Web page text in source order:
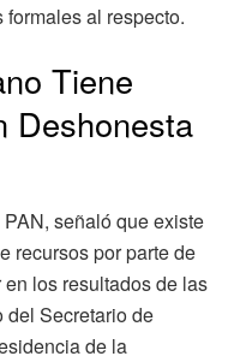
al respecto.
Tiene
Deshonesta
señaló que existe
recursos por parte de
los resultados de las
Secretario de
de la